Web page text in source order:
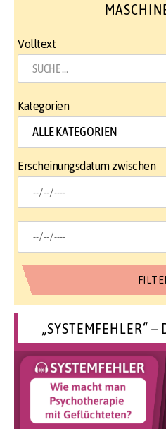
Volltext
Kategorien
Erscheinungsdatum zwischen
„SYSTEMFEHLER“ –